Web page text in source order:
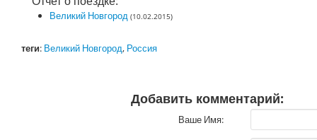
Великий Новгород (10.02.2015)
теги: Великий Новгород, Россия
Добавить комментарий:
Ваше Имя: